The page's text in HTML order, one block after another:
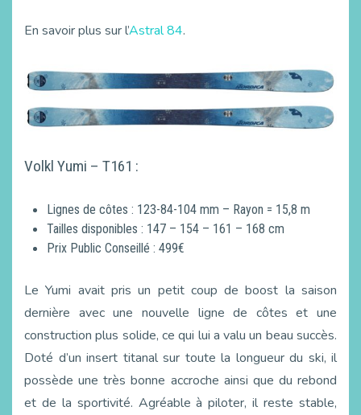
En savoir plus sur l’Astral 84.
Volkl Yumi – T161 :
Lignes de côtes : 123-84-104 mm – Rayon = 15,8 m
Tailles disponibles : 147 – 154 – 161 – 168 cm
Prix Public Conseillé : 499€
Le Yumi avait pris un petit coup de boost la saison
dernière avec une nouvelle ligne de côtes et une
construction plus solide, ce qui lui a valu un beau succès.
Doté d’un insert titanal sur toute la longueur du ski, il
possède une très bonne accroche ainsi que du rebond
et de la sportivité. Agréable à piloter, il reste stable,